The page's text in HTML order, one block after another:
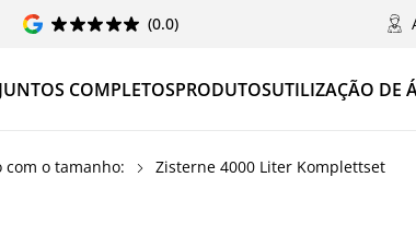
(0.0)
COMPLETOSPRODUTOSUTILIZAÇÃO DE
com o tamanho: Zisterne 4000 Liter Komplettset